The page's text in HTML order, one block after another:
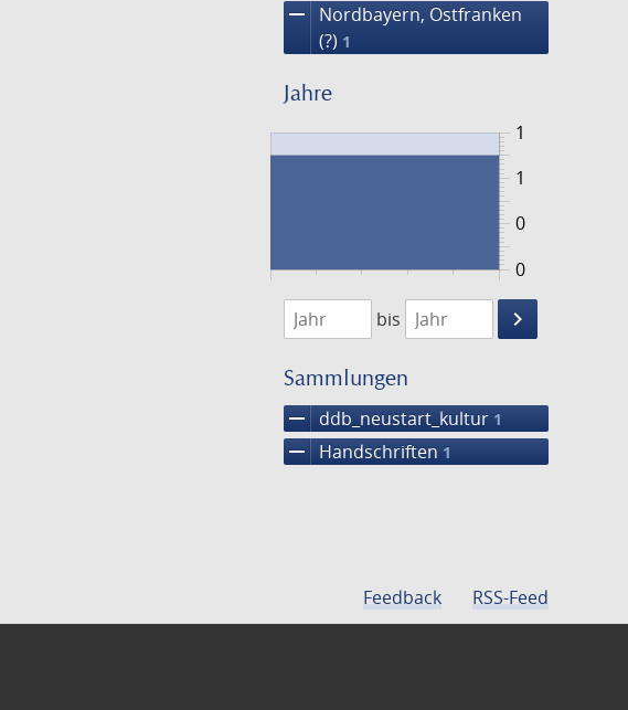
remove
Nordbayern, Ostfranken
(?) 1
Jahre
0
1
0
1
1474
1475
bis
keyboard_arrow_right
Suche
Sammlungen
remove ddb_neustart_kultur 1
remove Handschriften 1
Feedback RSS-Feed